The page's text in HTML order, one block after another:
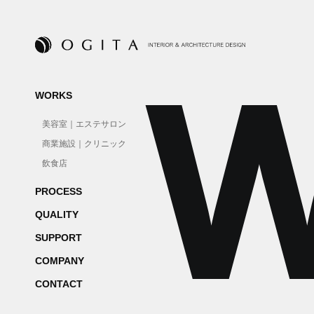
WORKS
美容室｜ エステサロン
商業施設｜ クリニック
飲食店
PROCESS
QUALITY
SUPPORT
COMPANY
CONTACT